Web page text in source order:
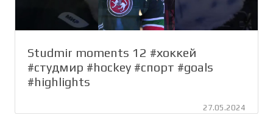
Studmir moments 12 #хоккей
#студмир #hockey #спорт #goals
#highlights
27.05.2024